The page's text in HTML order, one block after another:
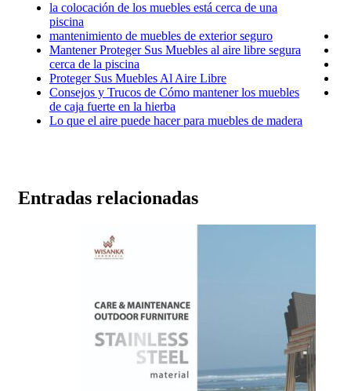
la colocación de los muebles está cerca de una
piscina
mantenimiento de muebles de exterior seguro
Mantener Proteger Sus Muebles al aire libre segura
cerca de la piscina
Proteger Sus Muebles Al Aire Libre
Consejos y Trucos de Cómo mantener los muebles
de caja fuerte en la hierba
Lo que el aire puede hacer para muebles de madera
Entradas relacionadas